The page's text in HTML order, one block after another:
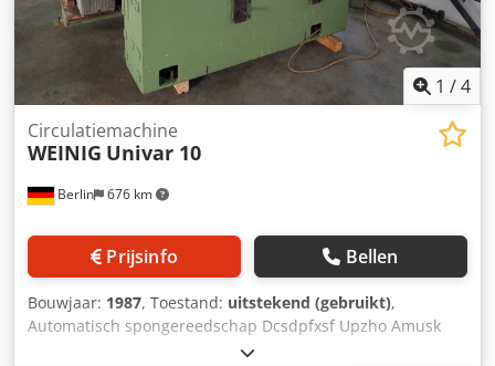
1 /4
Berlin 676 km
Circulatiemachine
WEINIG Univar 10
Prijsinfo Bellen
Bouwjaar: 1987, Toestand: uitstekend (gebruikt),
Automatisch spongereedschap Dcsdpfxsf Upzho Amusk